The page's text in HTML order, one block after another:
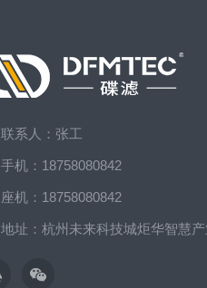
联系人：张工
手机：18758080842
座机：18758080842
地址：杭州未来科技城炬华智慧